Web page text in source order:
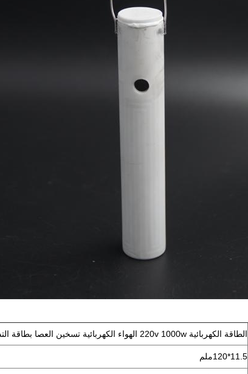
الطاقة الكهربائية 220v 1000w الهواء الكهربائية تسخين العصا بطاقة التدفئة
11.5*120ملم